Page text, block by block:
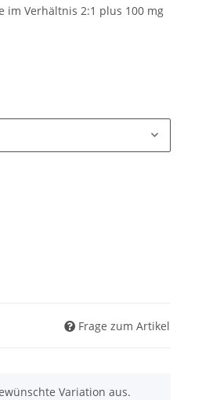
im Verhältnis 2:1 plus 100 mg
Frage zum Artikel
Variation aus.